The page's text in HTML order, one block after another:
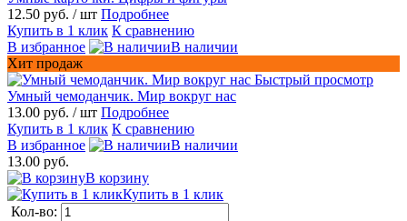
12.50 руб. / шт Подробнее
Купить в 1 клик К сравнению
В избранное
В наличии
Хит продаж
Быстрый просмотр
Умный чемоданчик. Мир вокруг нас
13.00 руб. / шт Подробнее
Купить в 1 клик К сравнению
В избранное
В наличии
13.00 руб.
В корзину
Купить в 1 клик
Кол-во: